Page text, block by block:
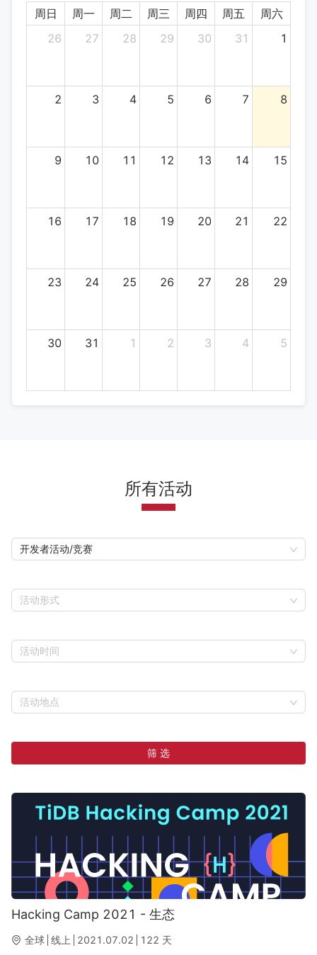
周日 周一 周二 周三 周四 周五
周六
26
27 28 29 30 31 1
2 3 4 5 6 7 8
9 10 11 12 13 14 15
16 17 18 19 20 21 22
23 24 25 26 27 28 29
30 31 1 2 3 4 5
所有活动
开发者活动/竞赛
活动形式
活动时间
活动地点
筛 选
Hacking Camp 2021 - 生态
全球 线上 2021.07.02 122 天